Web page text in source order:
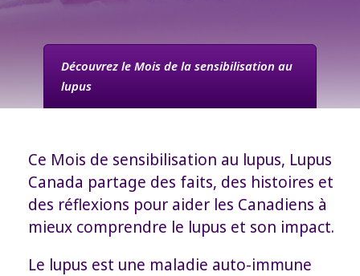
Découvrez le Mois de la sensibilisation au
lupus
Ce Mois de sensibilisation au lupus, Lupus
Canada partage des faits, des histoires et
des réflexions pour aider les Canadiens à
mieux comprendre le lupus et son impact.
Le lupus est une maladie auto-immune